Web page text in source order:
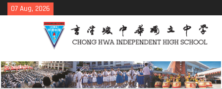
Skip
to
07 Aug, 2026